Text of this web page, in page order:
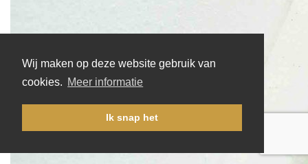
Wij maken op deze website gebruik van
cookies. Meer informatie
Ik snap het